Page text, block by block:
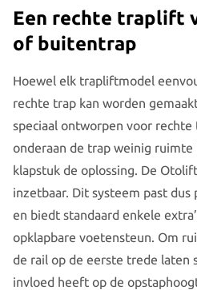
Een rechte traplift
of buitentrap
Hoewel elk trapliftmodel
rechte trap kan worden
speciaal ontworpen voor rechte
onderaan de trap weinig ruimte
klapstuk de oplossing. De
inzetbaar. Dit systeem past
en biedt standaard enkele
opklapbare voetensteun. Om
de rail op de eerste trede laten
invloed heeft op de